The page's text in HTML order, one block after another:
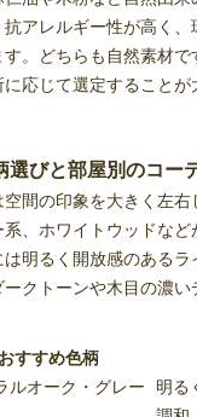
アレルギー性が高く、
。どちらも自然素材で
応じて選定することが
選びと部屋別のコー
間の印象を大きく左右
、ホワイトウッドなど
明るく開放感のあるラ
クトーンや木目の濃い
おすすめ色柄
ルオーク・グレー
明る